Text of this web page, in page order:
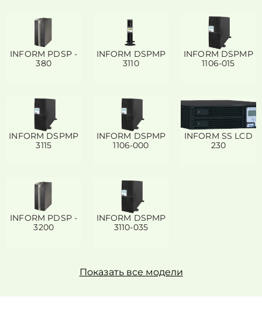
INFORM PDSP -
380
INFORM DSPMP
3110
INFORM DSPMP
1106-015
INFORM DSPMP
3115
INFORM DSPMP
1106-000
INFORM SS LCD
230
INFORM PDSP -
3200
INFORM DSPMP
3110-035
Показать все модели